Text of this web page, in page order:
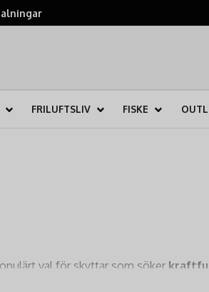
FRILUFTSLIV FISKE
val för skyttar som söker
jakt på mindre vilt. Artemis är